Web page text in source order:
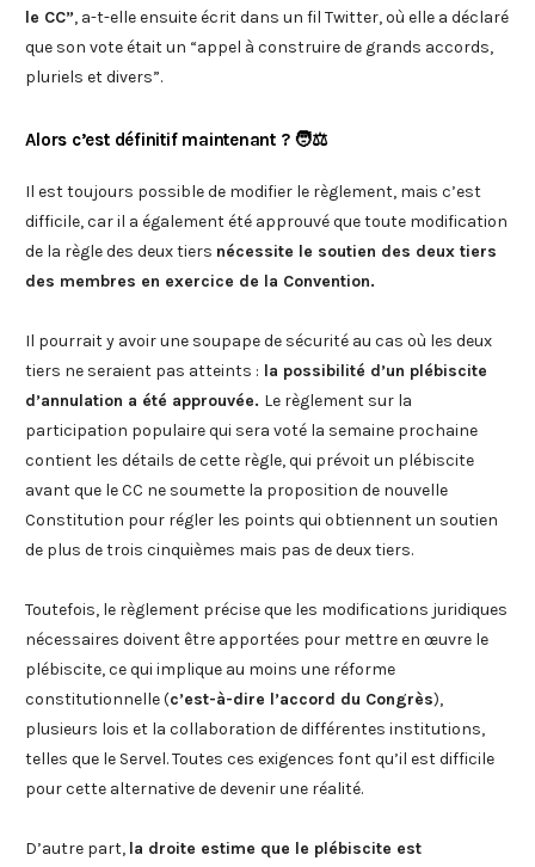
le CC”, a-t-elle ensuite écrit dans un fil Twitter, où elle a déclaré
que son vote était un “appel à construire de grands accords,
pluriels et divers”.
Alors c’est définitif maintenant ? 🧑⚖️
Il est toujours possible de modifier le règlement, mais c’est
difficile, car il a également été approuvé que toute modification
de la règle des deux tiers nécessite le soutien des deux tiers
des membres en exercice de la Convention.
Il pourrait y avoir une soupape de sécurité au cas où les deux
tiers ne seraient pas atteints : la possibilité d’un plébiscite
d’annulation a été approuvée. Le règlement sur la
participation populaire qui sera voté la semaine prochaine
contient les détails de cette règle, qui prévoit un plébiscite
avant que le CC ne soumette la proposition de nouvelle
Constitution pour régler les points qui obtiennent un soutien
de plus de trois cinquièmes mais pas de deux tiers.
Toutefois, le règlement précise que les modifications juridiques
nécessaires doivent être apportées pour mettre en œuvre le
plébiscite, ce qui implique au moins une réforme
constitutionnelle (c’est-à-dire l’accord du Congrès),
plusieurs lois et la collaboration de différentes institutions,
telles que le Servel. Toutes ces exigences font qu’il est difficile
pour cette alternative de devenir une réalité.
D’autre part, la droite estime que le plébiscite est